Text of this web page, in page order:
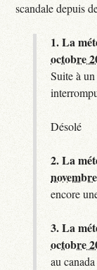
scandale depuis
1.La
octobre
Suite à
Désolé
2.La
encore
3.La
octobre
au